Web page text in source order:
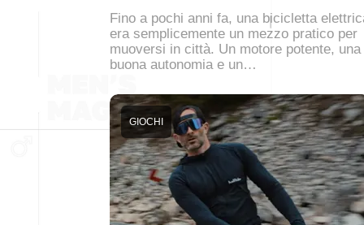
Fino a pochi anni fa, una bicicletta
era semplicemente un mezzo pratico per
muoversi in città. Un motore potente, una
buona autonomia e un…
GIOCHI